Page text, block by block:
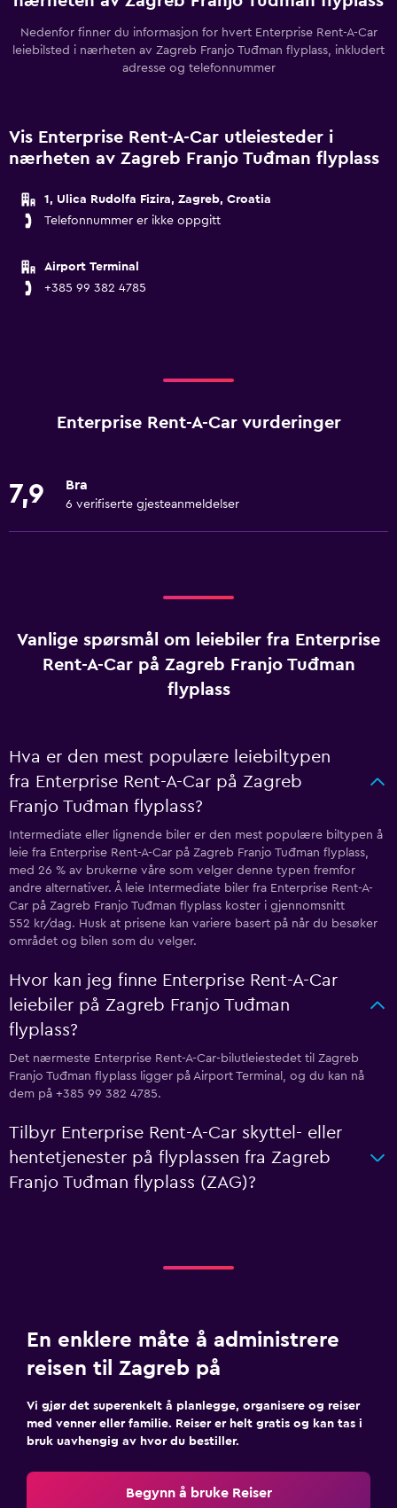
Nedenfor finner du informasjon for hvert Enterprise Rent-A-Car
leiebilsted i nærheten av Zagreb Franjo Tuđman flyplass, inkludert
adresse og telefonnummer
Vis Enterprise Rent-A-Car utleiesteder i
nærheten av Zagreb Franjo Tuđman flyplass
1, Ulica Rudolfa Fizira, Zagreb, Croatia
Telefonnummer er ikke oppgitt
Airport Terminal
+385 99 382 4785
Enterprise Rent-A-Car vurderinger
7,9 Bra
6 verifiserte gjesteanmeldelser
Vanlige spørsmål om leiebiler fra Enterprise
Rent-A-Car på Zagreb Franjo Tuđman
flyplass
Hva er den mest populære leiebiltypen
fra Enterprise Rent-A-Car på Zagreb
Franjo Tuđman flyplass?
Intermediate eller lignende biler er den mest populære biltypen å
leie fra Enterprise Rent-A-Car på Zagreb Franjo Tuđman flyplass,
med 26 % av brukerne våre som velger denne typen fremfor
andre alternativer. Å leie Intermediate biler fra Enterprise Rent-A-
Car på Zagreb Franjo Tuđman flyplass koster i gjennomsnitt
552 kr/dag. Husk at prisene kan variere basert på når du besøker
området og bilen som du velger.
Hvor kan jeg finne Enterprise Rent-A-Car
leiebiler på Zagreb Franjo Tuđman
flyplass?
Det nærmeste Enterprise Rent-A-Car-bilutleiestedet til Zagreb
Franjo Tuđman flyplass ligger på Airport Terminal, og du kan nå
dem på +385 99 382 4785.
Tilbyr Enterprise Rent-A-Car skyttel- eller
hentetjenester på flyplassen fra Zagreb
Franjo Tuđman flyplass (ZAG)?
En enklere måte å administrere
reisen til Zagreb på
Vi gjør det superenkelt å planlegge, organisere og reiser
med venner eller familie. Reiser er helt gratis og kan tas i
bruk uavhengig av hvor du bestiller.
Begynn å bruke Reiser